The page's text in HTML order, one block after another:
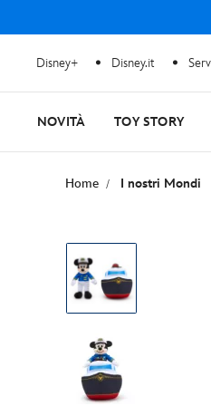
Disney+ Disney.it
NOVITÀ TOY STORY
Home I nostri Mondi